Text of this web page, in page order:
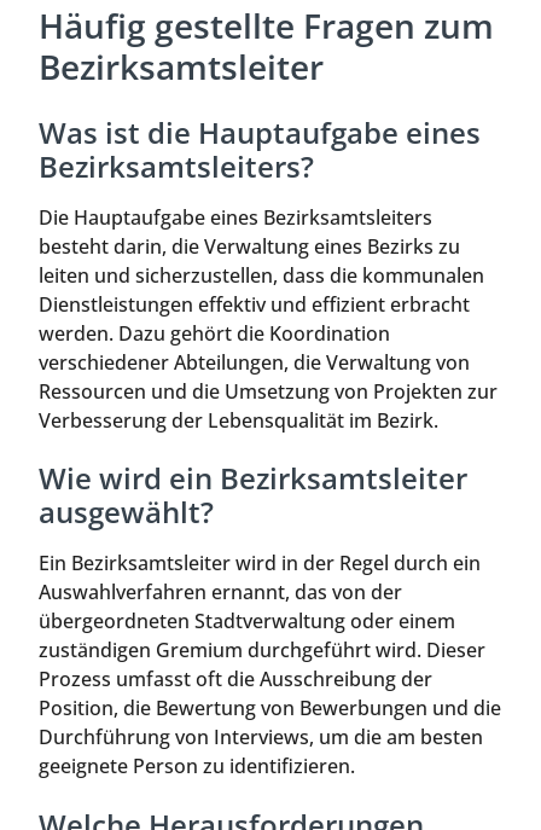
Häufig gestellte Fragen zum
Bezirksamtsleiter
Was ist die Hauptaufgabe eines
Bezirksamtsleiters?
Die Hauptaufgabe eines Bezirksamtsleiters
besteht darin, die Verwaltung eines Bezirks zu
leiten und sicherzustellen, dass die kommunalen
Dienstleistungen effektiv und effizient erbracht
werden. Dazu gehört die Koordination
verschiedener Abteilungen, die Verwaltung von
Ressourcen und die Umsetzung von Projekten zur
Verbesserung der Lebensqualität im Bezirk.
Wie wird ein Bezirksamtsleiter
ausgewählt?
Ein Bezirksamtsleiter wird in der Regel durch ein
Auswahlverfahren ernannt, das von der
übergeordneten Stadtverwaltung oder einem
zuständigen Gremium durchgeführt wird. Dieser
Prozess umfasst oft die Ausschreibung der
Position, die Bewertung von Bewerbungen und die
Durchführung von Interviews, um die am besten
geeignete Person zu identifizieren.